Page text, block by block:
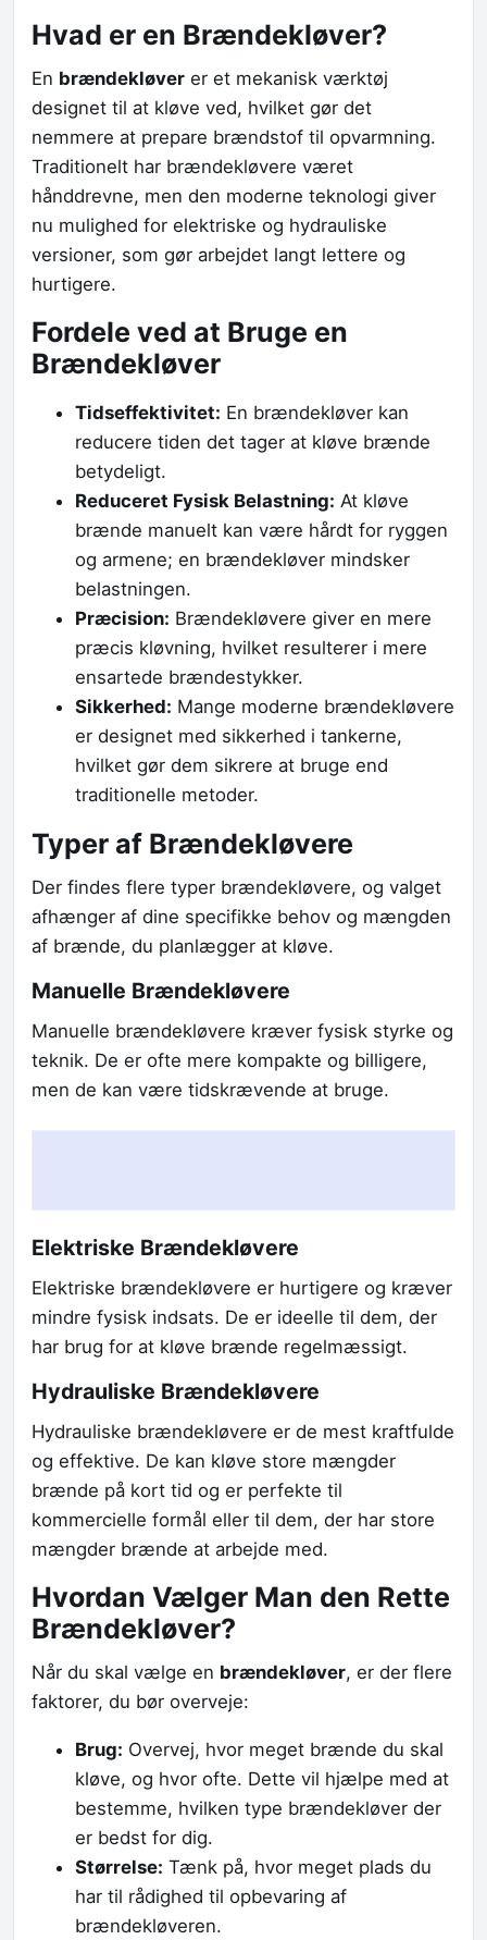
Hvad er en Brændekløver?
En brændekløver er et mekanisk værktøj
designet til at kløve ved, hvilket gør det
nemmere at prepare brændstof til opvarmning.
Traditionelt har brændekløvere været
hånddrevne, men den moderne teknologi giver
nu mulighed for elektriske og hydrauliske
versioner, som gør arbejdet langt lettere og
hurtigere.
Fordele ved at Bruge en
Brændekløver
Tidseffektivitet: En brændekløver kan
reducere tiden det tager at kløve brænde
betydeligt.
Reduceret Fysisk Belastning: At kløve
brænde manuelt kan være hårdt for ryggen
og armene; en brændekløver mindsker
belastningen.
Præcision: Brændekløvere giver en mere
præcis kløvning, hvilket resulterer i mere
ensartede brændestykker.
Sikkerhed: Mange moderne brændekløvere
er designet med sikkerhed i tankerne,
hvilket gør dem sikrere at bruge end
traditionelle metoder.
Typer af Brændekløvere
Der findes flere typer brændekløvere, og valget
afhænger af dine specifikke behov og mængden
af brænde, du planlægger at kløve.
Manuelle Brændekløvere
Manuelle brændekløvere kræver fysisk styrke og
teknik. De er ofte mere kompakte og billigere,
men de kan være tidskrævende at bruge.
Elektriske Brændekløvere
Elektriske brændekløvere er hurtigere og kræver
mindre fysisk indsats. De er ideelle til dem, der
har brug for at kløve brænde regelmæssigt.
Hydrauliske Brændekløvere
Hydrauliske brændekløvere er de mest kraftfulde
og effektive. De kan kløve store mængder
brænde på kort tid og er perfekte til
kommercielle formål eller til dem, der har store
mængder brænde at arbejde med.
Hvordan Vælger Man den Rette
Brændekløver?
Når du skal vælge en brændekløver, er der flere
faktorer, du bør overveje:
Brug: Overvej, hvor meget brænde du skal
kløve, og hvor ofte. Dette vil hjælpe med at
bestemme, hvilken type brændekløver der
er bedst for dig.
Størrelse: Tænk på, hvor meget plads du
har til rådighed til opbevaring af
brændekløveren.